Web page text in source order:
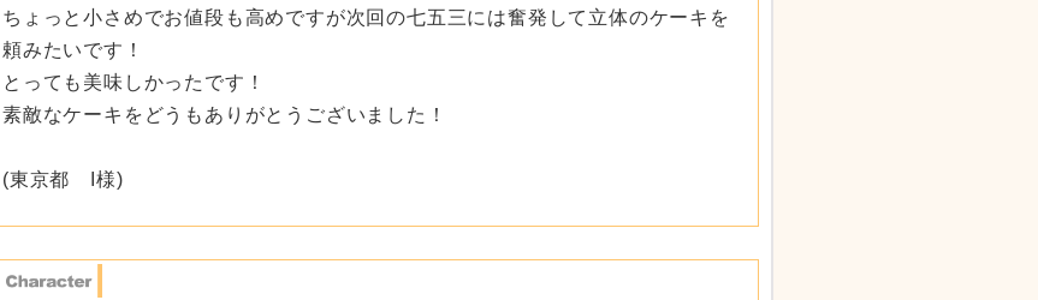
ちょっと小さめでお値段も高めですが次回の七五三には奮発して立体のケーキを
頼みたいです！
とっても美味しかったです！
素敵なケーキをどうもありがとうございました！
(東京都 I様)